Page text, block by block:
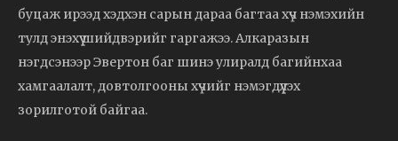
буцаж ирээд хэдхэн сарын дараа багтаа хүч нэмэхийн
тулд энэхүү шийдвэрийг гаргажээ. Алкаразын
нэгдсэнээр Эвертон баг шинэ улиралд багийнхаа
хамгаалалт, довтолгооны хүчийг нэмэгдүүлэх
зорилготой байгаа.